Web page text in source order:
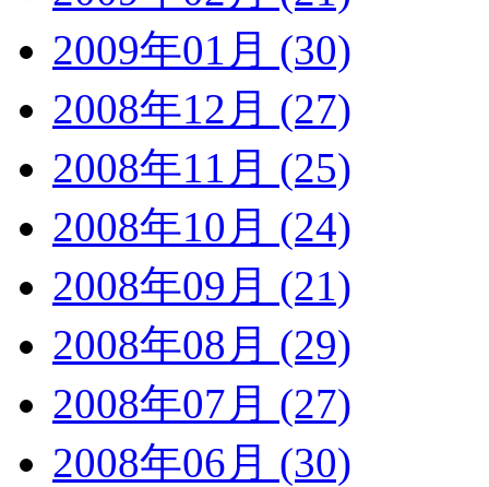
2009年01月 (30)
2008年12月 (27)
2008年11月 (25)
2008年10月 (24)
2008年09月 (21)
2008年08月 (29)
2008年07月 (27)
2008年06月 (30)